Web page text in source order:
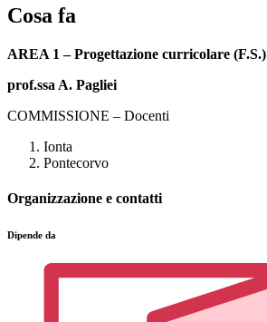
Cosa fa
AREA 1 – Progettazione curricolare (F.S.)
prof.ssa A. Pagliei
COMMISSIONE – Docenti
Ionta
Pontecorvo
Organizzazione e contatti
Dipende da